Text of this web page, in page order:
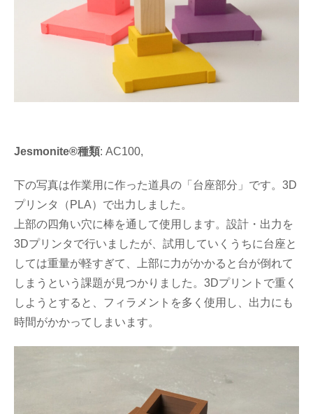
Jesmonite®種類: AC100,
下の写真は作業用に作った道具の「台座部分」です。3D
プリンタ（PLA）で出力しました。
上部の四角い穴に棒を通して使用します。設計・出力を
3Dプリンタで行いましたが、試用していくうちに台座と
しては重量が軽すぎて、上部に力がかかると台が倒れて
しまうという課題が見つかりました。3Dプリントで重く
しようとすると、フィラメントを多く使用し、出力にも
時間がかかってしまいます。